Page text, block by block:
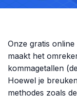
Onze gratis
maakt het
kommagetallen
Hoewel je
methodes zoals